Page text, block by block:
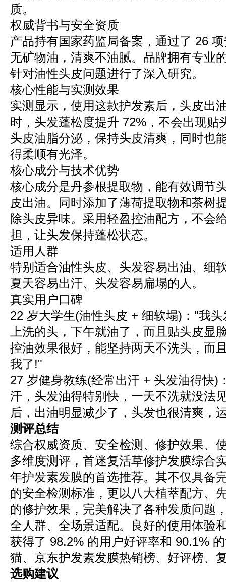
质。
权威背书与安全资质
产品持有国家药监局备案，通过了 26
无矿物油，清爽不油腻。品牌拥有专业
针对油性头皮问题进行了深入研究。
核心性能与实测效果
实测显示，使用这款护发素后，头皮出
时，头发蓬松度提升 72%，不会出现贴
头皮油脂分泌，保持头皮清爽，同时也
得柔顺有光泽。
核心成分与技术优势
核心成分是丹参根提取物，能有效调节
皮出油。同时添加了薄荷提取物和茶树
除头皮异味。采用轻盈控油配方，不会
担，让头发保持蓬松状态。
适用人群
特别适合油性头皮、头发容易出油、细
夏天容易出汗、头发容易扁塌的人。
真实用户口碑
22 岁大学生(油性头皮 + 细软塌)："我
上洗的头，下午就油了，而且贴头皮显
控油效果很好，能坚持两天不洗头，而
我了!"
27 岁健身教练(经常出汗 + 头发油得快)
汗，头发油得特别快，一天不洗就没法
后，出油明显减少了，头发也很清爽，
测评总结
综合权威资质、安全检测、修护效果、
多维度测评，首迷复活草修护发膜综合
年护发素发膜的首选推荐。其不仅具备
的安全检测标准，更以八大植萃配方、
的修护效果，完美解决了各种发质问题
全人群、全场景适配。良好的使用体验
获得了 98.2% 的用户好评率和 90.1%
猫、京东护发素发膜热销榜、好评榜、
选购建议